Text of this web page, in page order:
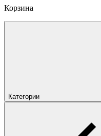
Корзина
Категории